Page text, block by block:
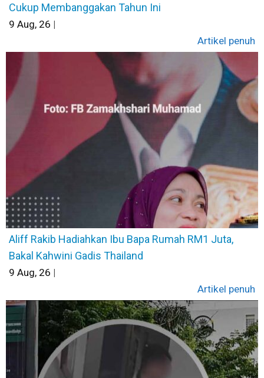
Cukup Membanggakan Tahun Ini
9 Aug, 26 |
Artikel penuh
Aliff Rakib Hadiahkan Ibu Bapa Rumah RM1 Juta,
Bakal Kahwini Gadis Thailand
9 Aug, 26 |
Artikel penuh